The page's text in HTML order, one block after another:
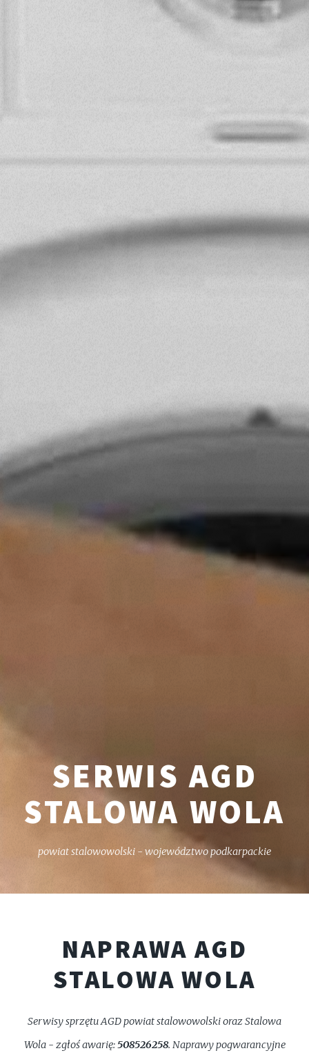
SERWIS AGD
STALOWA WOLA
powiat stalowowolski - województwo podkarpackie
NAPRAWA AGD
STALOWA WOLA
Serwisy sprzętu AGD powiat stalowowolski oraz Stalowa
Wola - zgłoś awarię:508526258. Naprawy pogwarancyjne